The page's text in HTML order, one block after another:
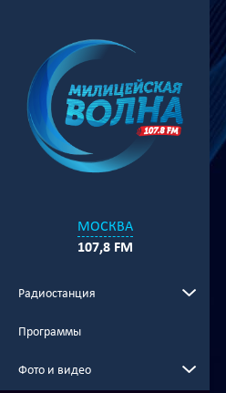
МОСКВА
107,8 FM
Радиостанция
Программы
Фото и видео